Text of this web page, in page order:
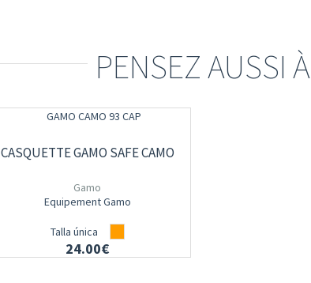
PENSEZ AUSSI À
CASQUETTE GAMO SAFE CAMO
Gamo
Equipement Gamo
Talla única
24.00€